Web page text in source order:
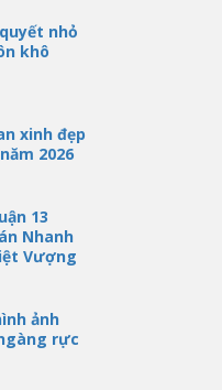
nhỏ
khô
xinh đẹp
2026
13
Nhanh
Vượng
ảnh
rực